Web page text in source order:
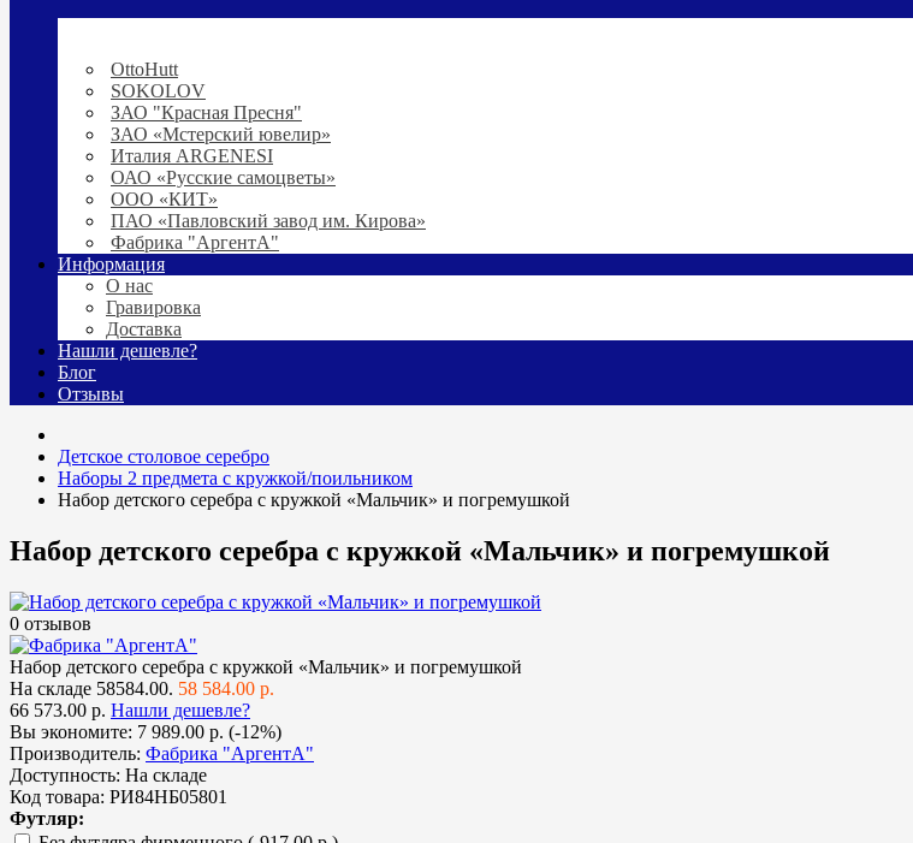
OttoHutt
SOKOLOV
ЗАО "Красная Пресня"
ЗАО «Мстерский ювелир»
Италия ARGENESI
ОАО «Русские самоцветы»
ООО «КИТ»
ПАО «Павловский завод им. Кирова»
Фабрика "АргентА"
Информация
О нас
Гравировка
Доставка
Нашли дешевле?
Блог
Отзывы
Детское столовое серебро
Наборы 2 предмета с кружкой/поильником
Набор детского серебра с кружкой «Мальчик» и погремушкой
Набор детского серебра с кружкой «Мальчик» и погремушкой
0 отзывов
Набор детского серебра с кружкой «Мальчик» и погремушкой
На складе 58584.00. 58 584.00 р.
66 573.00 р. Нашли дешевле?
Вы экономите: 7 989.00 р. (-12%)
Производитель: Фабрика "АргентА"
Доступность: На складе
Код товара: РИ84НБ05801
Футляр: